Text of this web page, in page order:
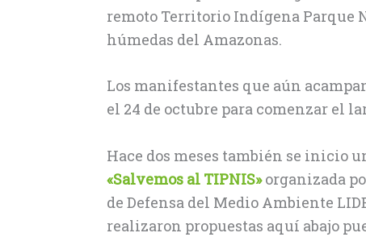
remoto Territorio Indígena Parque
húmedas del Amazonas.
Los manifestantes que aún
el 24 de octubre para comenzar el
Hace dos meses también se inicio
«Salvemos al TIPNIS»organizada
de Defensa del Medio Ambiente
realizaron propuestas aquí abajo